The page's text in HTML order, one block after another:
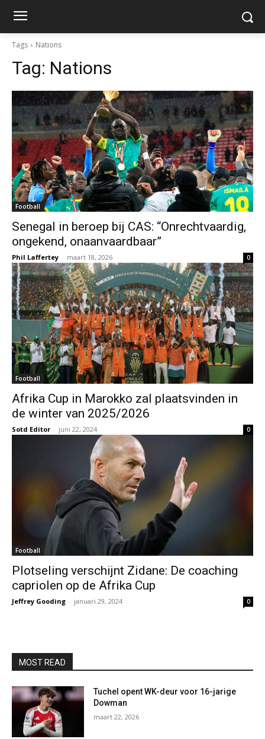
Tags Nations
Tag: Nations
Football
Senegal in beroep bij CAS: “Onrechtvaardig,
ongekend, onaanvaardbaar”
Phil Laffertey - maart 18, 2026 0
Football
Afrika Cup in Marokko zal plaatsvinden in
de winter van 2025/2026
Sotd Editor - juni 22, 2024 0
Football
Plotseling verschijnt Zidane: De coaching
capriolen op de Afrika Cup
Jeffrey Gooding - januari 29, 2024 0
MOST READ
Tuchel opent WK-deur voor 16-jarige
Dowman
maart 22, 2026